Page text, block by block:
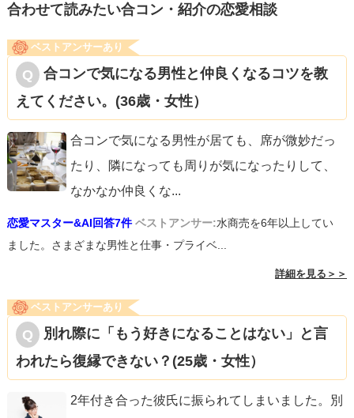
合わせて読みたい合コン・紹介の恋愛相談
ベストアンサーあり
合コンで気になる男性と仲良くなるコツを教
えてください。(36歳・女性）
合コンで気になる男性が居ても、席が微妙だっ
たり、隣になっても周りが気になったりして、
なかなか仲良くな...
恋愛マスター&AI回答7件 ベストアンサー:水商売を6年以上してい
ました。さまざまな男性と仕事・プライベ...
詳細を見る＞＞
ベストアンサーあり
別れ際に「もう好きになることはない」と言
われたら復縁できない？(25歳・女性）
2年付き合った彼氏に振られてしまいました。別